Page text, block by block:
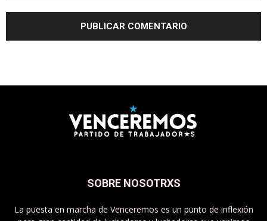
SOBRE NOSOTRXS
La puesta en marcha de Venceremos es un punto de inflexión